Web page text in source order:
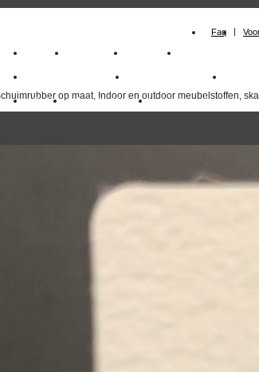
Faq
op maat, Indoor en outdoor meubelstoffen,
Home Meubelstof Kunstleer
milano_outdoorstoffen skai kunstleer kopen
Outlet Meubelstof indoor duurzaam